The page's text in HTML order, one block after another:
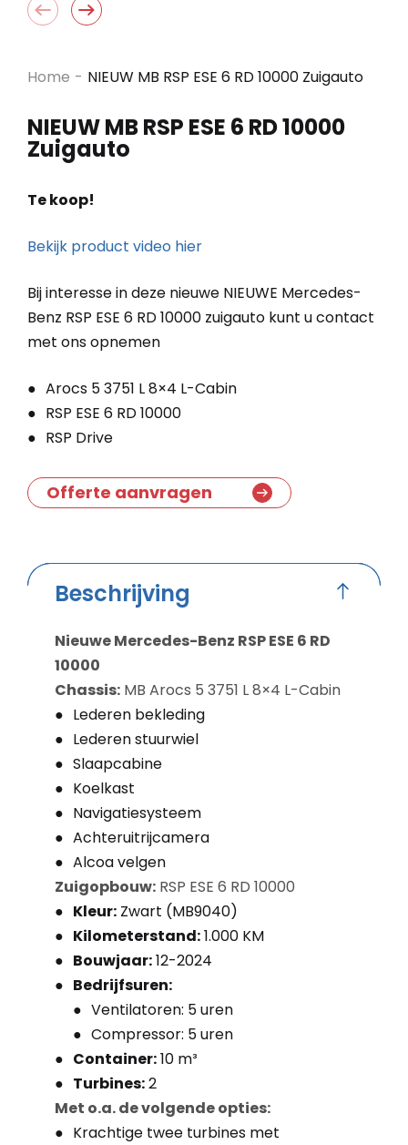
Home - NIEUW MB RSP ESE 6 RD 10000 Zuigauto
NIEUW MB RSP ESE 6 RD 10000
Zuigauto
Te koop!
Bekijk product video hier
Bij interesse in deze nieuwe NIEUWE Mercedes-
Benz RSP ESE 6 RD 10000 zuigauto kunt u contact
met ons opnemen
Arocs 5 3751 L 8×4 L-Cabin
RSP ESE 6 RD 10000
RSP Drive
Offerte aanvragen
Beschrijving
Nieuwe Mercedes-Benz RSP ESE 6 RD
10000
Chassis: MB Arocs 5 3751 L 8×4 L-Cabin
Lederen bekleding
Lederen stuurwiel
Slaapcabine
Koelkast
Navigatiesysteem
Achteruitrijcamera
Alcoa velgen
Zuigopbouw: RSP ESE 6 RD 10000
Kleur: Zwart (MB9040)
Kilometerstand:1.000 KM
Bouwjaar:12-2024
Bedrijfsuren:
Ventilatoren: 5 uren
Compressor: 5 uren
Container:10 m³
Turbines:2
Met o.a. de volgende opties:
Krachtige twee turbines met